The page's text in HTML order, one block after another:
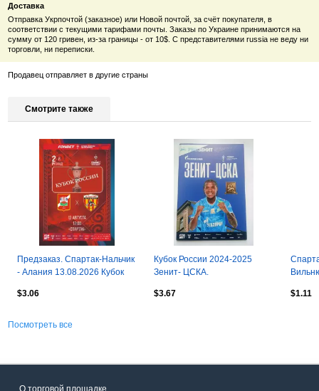
Доставка
Отправка Укрпочтой (заказное) или Новой почтой, за счёт покупателя, в
соответствии с текущими тарифами почты. Заказы по Украине принимаются на
сумму от 120 гривен, из-за границы - от 10$. С представителями russia не веду ни
торговли, ни переписки.
Продавец отправляет в другие страны
Смотрите также
Предзаказ. Спартак-Нальчик
- Алания 13.08.2026 Кубок
$3.06
Кубок России 2024-2025
Зенит- ЦСКА.
$3.67
$1.11
Посмотреть все